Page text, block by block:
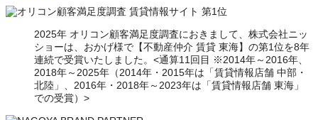
2025年 オリコン顧客満足度調査におきまして、株式会社ニッ
ショーは、おかげ様で【不動産仲介 賃貸 東海】の第1位を8年
連続で受賞いたしました。<通算11回目 ※2014年～2016年、
2018年～2025年（2014年・2015年は「賃貸情報店舗 中部・
北陸」、2016年・2018年～2023年は「賃貸情報店舗 東海」
での受賞）>